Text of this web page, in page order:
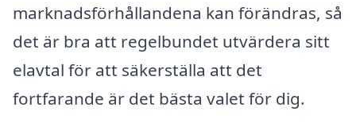
marknadsförhållandena kan förändras, så
det är bra att regelbundet utvärdera sitt
elavtal för att säkerställa att det
fortfarande är det bästa valet för dig.